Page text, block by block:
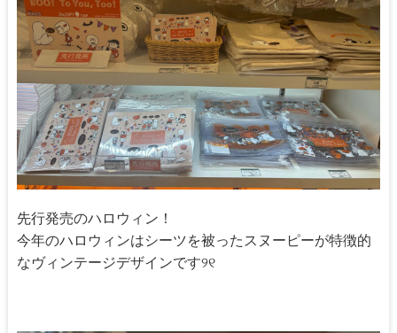
先行発売のハロウィン！
今年のハロウィンはシーツを被ったスヌーピーが特徴的
なヴィンテージデザインです୨୧